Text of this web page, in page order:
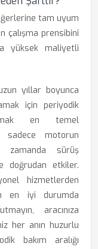
tam uyum
çalışma prensibini
yüksek maliyetli
yıllar boyunca
için periyodik
en temel
sadece motorun
zamanda sürüş
doğrudan etkiler.
hizmetlerden
en iyi durumda
aracınıza
her anın huzurlu
bakım aralığı